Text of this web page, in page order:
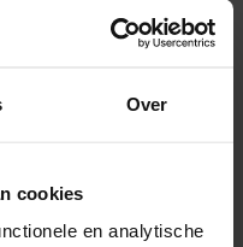
Over
cookies
en analytische